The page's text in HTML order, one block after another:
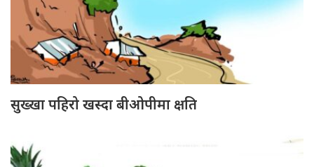
सुख्खा पहिरो खस्दा बीओपीमा क्षति